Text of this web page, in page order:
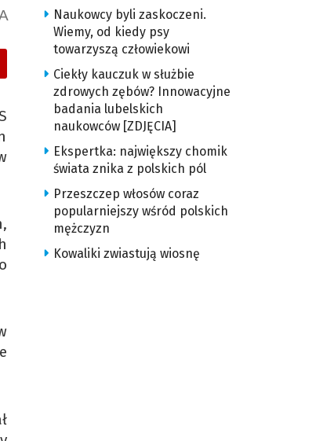
Naukowcy byli zaskoczeni.
Wiemy, od kiedy psy
towarzyszą człowiekowi
Ciekły kauczuk w służbie
zdrowych zębów? Innowacyjne
badania lubelskich
naukowców [ZDJĘCIA]
Ekspertka: największy chomik
świata znika z polskich pól
Przeszczep włosów coraz
popularniejszy wśród polskich
mężczyzn
Kowaliki zwiastują wiosnę